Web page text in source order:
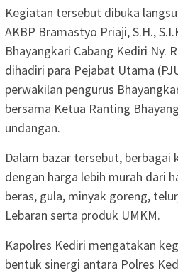
Kegiatan tersebut dibuka
AKBP Bramastyo Priaji, S.H.,
Bhayangkari Cabang Kediri Ny.
dihadiri para Pejabat Utama
perwakilan pengurus
bersama Ketua Ranting
undangan.
Dalam bazar tersebut,
dengan harga lebih murah dari
beras, gula, minyak goreng,
Lebaran serta produk UMKM.
Kapolres Kediri mengatakan
bentuk sinergi antara Polres